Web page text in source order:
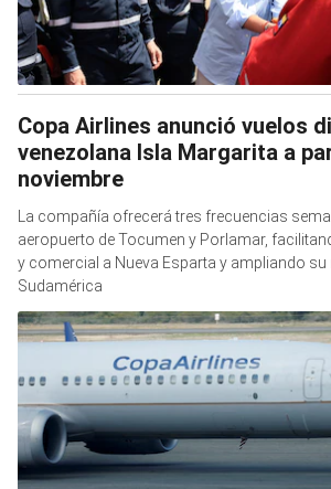
Copa Airlines anunció vuelos
venezolana Isla Margarita a
noviembre
La compañía ofrecerá tres frecuencias
aeropuerto de Tocumen y Porlamar,
y comercial a Nueva Esparta y ampliando su
Sudamérica